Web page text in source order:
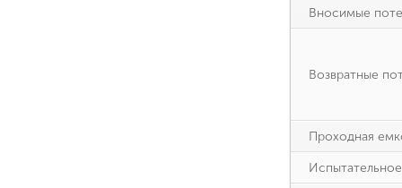
Вносимые
Возвратные
Проходная